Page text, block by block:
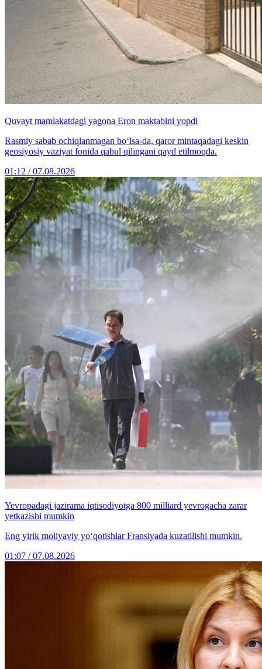
Quvayt mamlakatdagi yagona Eron maktabini yopdi
Rasmiy sabab ochiqlanmagan bo‘lsa-da, qaror mintaqadagi keskin
geosiyosiy vaziyat fonida qabul qilingani qayd etilmoqda.
01:12 / 07.08.2026
Yevropadagi jazirama iqtisodiyotga 800 milliard yevrogacha zarar
yetkazishi mumkin
Eng yirik moliyaviy yo‘qotishlar Fransiyada kuzatilishi mumkin.
01:07 / 07.08.2026